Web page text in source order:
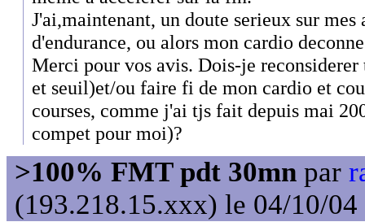
J'ai,maintenant, un doute serieux sur mes
d'endurance, ou alors mon cardio
Merci pour vos avis. Dois-je reconsiderer
et seuil)et/ou faire fi de mon cardio et
courses, comme j'ai tjs fait depuis mai
compet pour moi)?
>100% FMT pdt 30mn par
(193.218.15.xxx) le 04/10/04